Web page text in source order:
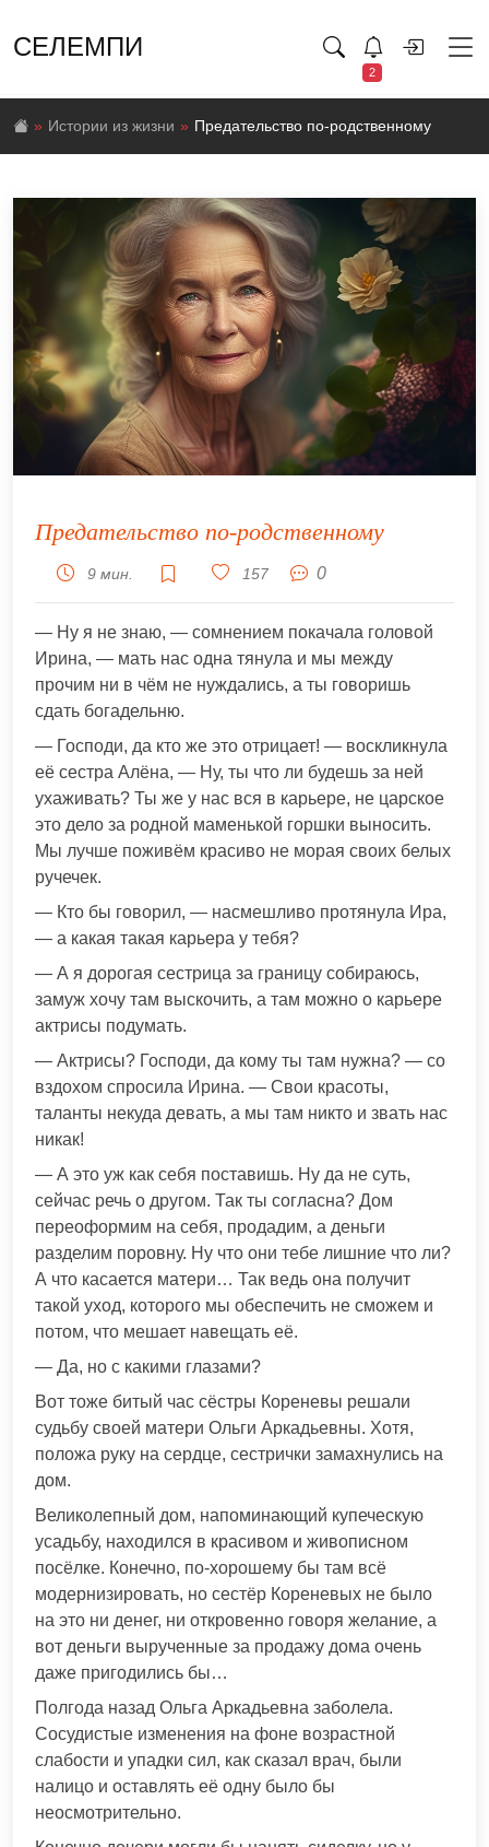
СЕЛЕМПИ
2
Истории из жизни Предательство по-родственному
Предательство по-родственному
9 мин. 157 0
— Ну я не знаю, — сомнением покачала головой
Ирина, — мать нас одна тянула и мы между
прочим ни в чём не нуждались, а ты говоришь
сдать богадельню.
— Господи, да кто же это отрицает! — воскликнула
её сестра Алёна, — Ну, ты что ли будешь за ней
ухаживать? Ты же у нас вся в карьере, не царское
это дело за родной маменькой горшки выносить.
Мы лучше поживём красиво не морая своих белых
ручечек.
— Кто бы говорил, — насмешливо протянула Ира,
— а какая такая карьера у тебя?
— А я дорогая сестрица за границу собираюсь,
замуж хочу там выскочить, а там можно о карьере
актрисы подумать.
— Актрисы? Господи, да кому ты там нужна? — со
вздохом спросила Ирина. — Свои красоты,
таланты некуда девать, а мы там никто и звать нас
никак!
— А это уж как себя поставишь. Ну да не суть,
сейчас речь о другом. Так ты согласна? Дом
переоформим на себя, продадим, а деньги
разделим поровну. Ну что они тебе лишние что ли?
А что касается матери… Так ведь она получит
такой уход, которого мы обеспечить не сможем и
потом, что мешает навещать её.
— Да, но с какими глазами?
Вот тоже битый час сёстры Кореневы решали
судьбу своей матери Ольги Аркадьевны. Хотя,
положа руку на сердце, сестрички замахнулись на
дом.
Великолепный дом, напоминающий купеческую
усадьбу, находился в красивом и живописном
посёлке. Конечно, по-хорошему бы там всё
модернизировать, но сестёр Кореневых не было
на это ни денег, ни откровенно говоря желание, а
вот деньги вырученные за продажу дома очень
даже пригодились бы…
Полгода назад Ольга Аркадьевна заболела.
Сосудистые изменения на фоне возрастной
слабости и упадки сил, как сказал врач, были
налицо и оставлять её одну было бы
неосмотрительно.